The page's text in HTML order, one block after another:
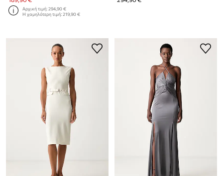
Αρχική τιμή:294,90 €
Η χαμηλότερη τιμή:219,90 €